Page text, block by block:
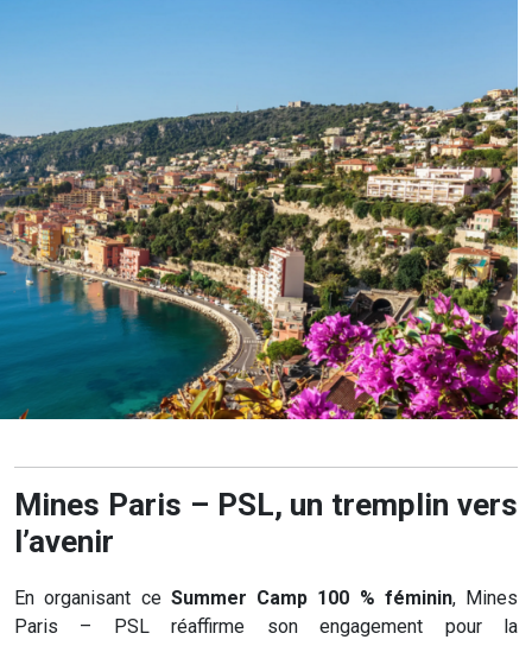
Mines Paris – PSL, un tremplin vers
l’avenir
En organisant ce Summer Camp 100 % féminin, Mines
Paris – PSL réaffirme son engagement pour la